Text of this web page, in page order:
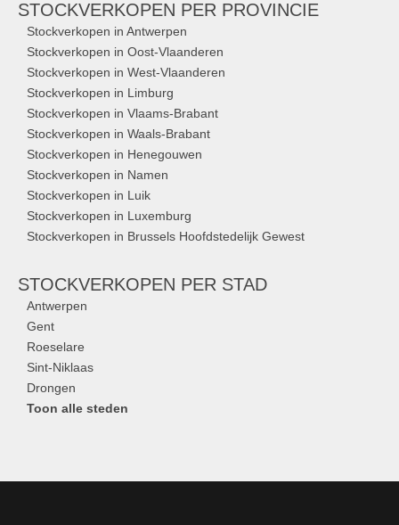
STOCKVERKOPEN PER PROVINCIE
Stockverkopen in Antwerpen
Stockverkopen in Oost-Vlaanderen
Stockverkopen in West-Vlaanderen
Stockverkopen in Limburg
Stockverkopen in Vlaams-Brabant
Stockverkopen in Waals-Brabant
Stockverkopen in Henegouwen
Stockverkopen in Namen
Stockverkopen in Luik
Stockverkopen in Luxemburg
Stockverkopen in Brussels Hoofdstedelijk Gewest
STOCKVERKOPEN PER STAD
Antwerpen
Gent
Roeselare
Sint-Niklaas
Drongen
Toon alle steden